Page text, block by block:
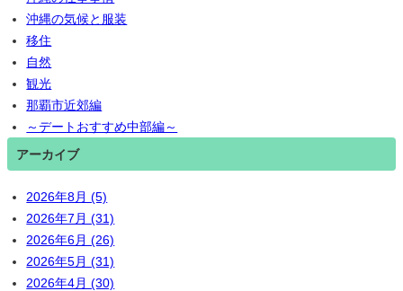
沖縄の気候と服装
移住
自然
観光
那覇市近郊編
～デートおすすめ中部編～
アーカイブ
2026年8月 (5)
2026年7月 (31)
2026年6月 (26)
2026年5月 (31)
2026年4月 (30)